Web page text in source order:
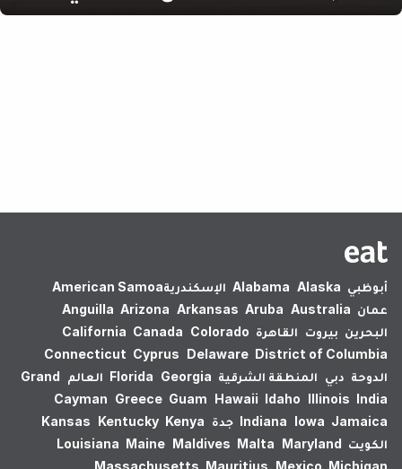
أبوظبي Alabama Alaska الإسكندرية‎American Samoa
عمان
Anguilla Arizona Arkansas Aruba Australia
البحرين بيروت القاهرة California Canada Colorado
Connecticut Cyprus Delaware District of Columbia
الدوحة دبي المنطقة الشرقية Florida Georgia العالم
Grand
Cayman Greece Guam Hawaii Idaho Illinois India
Indiana Iowa Jamaica جدة Kansas Kentucky Kenya
الكويت
Louisiana Maine Maldives Malta Maryland